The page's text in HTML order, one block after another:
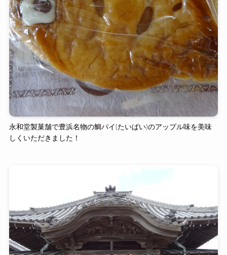
永和堂製菓舗で豊浜名物の鯛パイ(たいぱい)のアップル味を美味
しくいただきました！